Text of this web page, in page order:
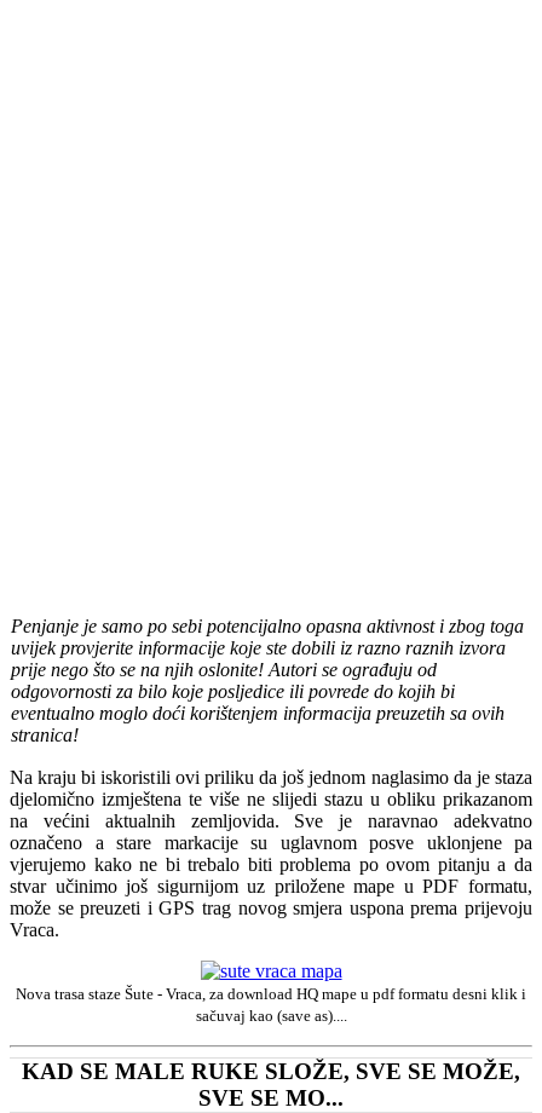
Penjanje je samo po sebi potencijalno opasna aktivnost i zbog toga
uvijek provjerite informacije koje ste dobili iz razno raznih izvora
prije nego što se na njih oslonite! Autori se ograđuju od
odgovornosti za bilo koje posljedice ili povrede do kojih bi
eventualno moglo doći korištenjem informacija preuzetih sa ovih
stranica!
Na kraju bi iskoristili ovi priliku da još jednom naglasimo da je staza
djelomično izmještena te više ne slijedi stazu u obliku prikazanom
na većini aktualnih zemljovida. Sve je naravnao adekvatno
označeno a stare markacije su uglavnom posve uklonjene pa
vjerujemo kako ne bi trebalo biti problema po ovom pitanju a da
stvar učinimo još sigurnijom uz priložene mape u PDF formatu,
može se preuzeti i GPS trag novog smjera uspona prema prijevoju
Vraca.
Nova trasa staze Šute - Vraca, za download HQ mape u pdf formatu desni klik i
sačuvaj kao (save as)....
KAD SE MALE RUKE SLOŽE, SVE SE MOŽE,
SVE SE MO...